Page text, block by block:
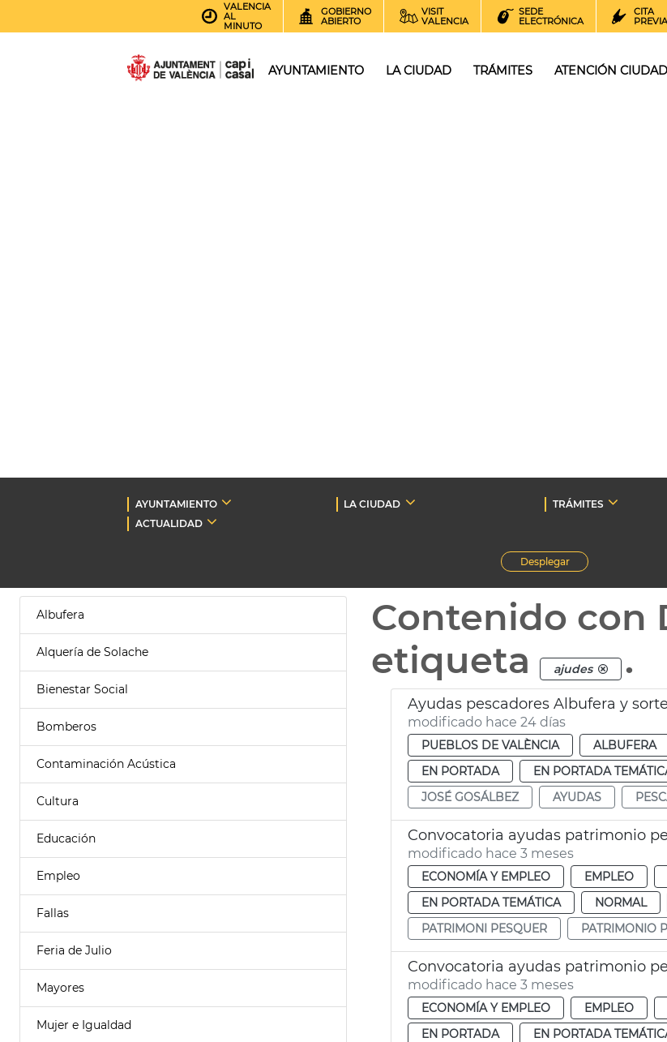
VALENCIA
AL
MINUTO
GOBIERNO
ABIERTO
VISIT
VALENCIA
SEDE
ELECTRÓNICA
CITA
AYUNTAMIENTO LA CIUDAD TRÁMITES ATENCIÓN
AYUNTAMIENTO LA CIUDAD TRÁMITES
ACTUALIDAD
Desplegar
Albufera
Alquería de Solache
Bienestar Social
Bomberos
Contaminación Acústica
Cultura
Educación
Empleo
Fallas
Feria de Julio
Mayores
Mujer e Igualdad
Contenido con
etiqueta
ajudes .
Ayudas pescadores Albufera y
modificado hace 24 días
PUEBLOS DE VALÈNCIA ALBUFERA
EN PORTADA
EN PORTADA
JOSÉ GOSÁLBEZ
AYUDAS
Convocatoria ayudas patrimonio
modificado hace 3 meses
ECONOMÍA Y EMPLEO EMPLEO
EN PORTADA TEMÁTICA
NORMAL
PATRIMONI PESQUER
PATRIMONIO
Convocatoria ayudas patrimonio
modificado hace 3 meses
ECONOMÍA Y EMPLEO EMPLEO
EN PORTADA
EN PORTADA